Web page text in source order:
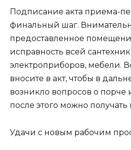
Подписание акта приема-
финальный шаг.
предоставленное
исправность всей
электроприборов, мебели.
вносите в акт, чтобы в
возникло вопросов о порче
после этого можно
Удачи с новым рабочим